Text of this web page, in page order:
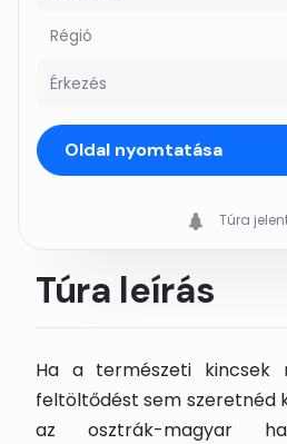
Régió
Érkezés
Oldal nyomtatása
Túra
Túra leírás
Ha a természeti kincsek
feltöltődést sem szeretnéd
az osztrák-magyar